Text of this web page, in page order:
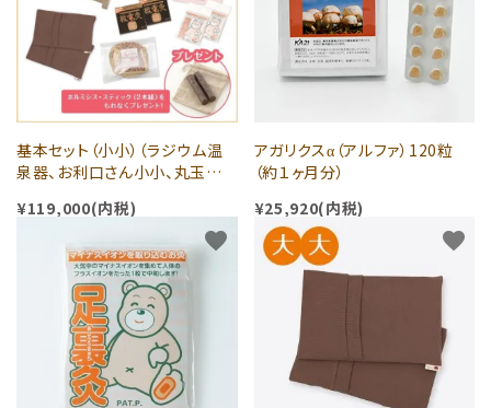
基本セット（小小）（ラジウム温
泉器、お利口さん小小、丸玉
シススティック2本とホルミシ
¥119,000(内税)
アガリクスα（アルファ）120粒
（約１ヶ月分）
¥25,920(内税)
favorite favorite